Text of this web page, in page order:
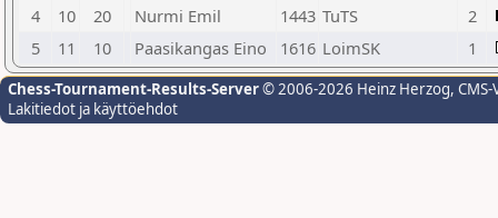
4
10 20 Nurmi Emil 1443 TuTS
2
5
11 10 Paasikangas Eino 1616 LoimSK 1
Chess-Tournament-Results-Server© 2006-2026 Heinz Herzog,
Lakitiedot ja käyttöehdot